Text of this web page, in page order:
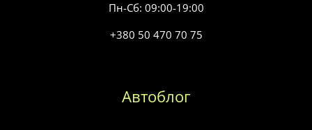
Пн-Сб: 09:00-19:00
+380 50 470 70 75
Автоблог